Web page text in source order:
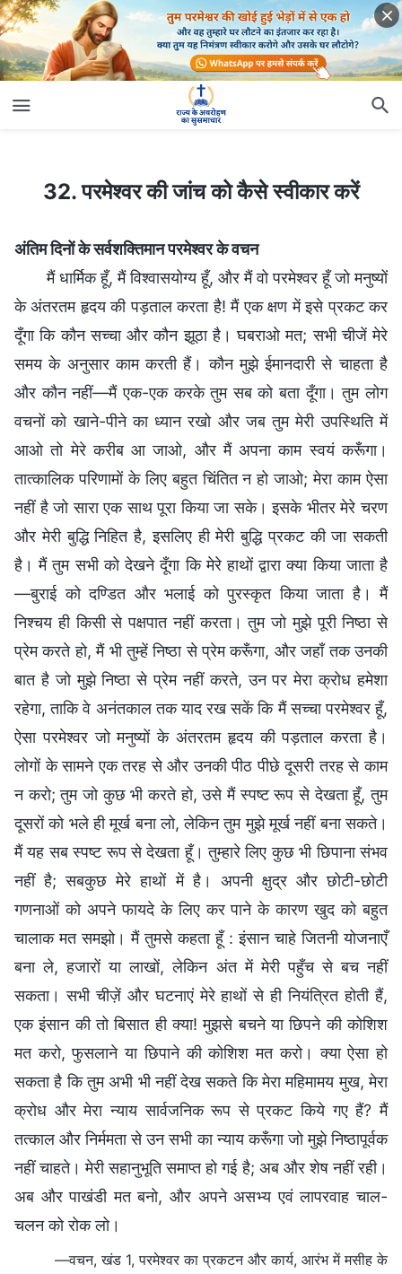
32. परमेश्वर की जांच को कैसे स्वीकार करें
32. परमेश्वर की जांच को कैसे स्वीकार करें
अंतिम दिनों के सर्वशक्तिमान परमेश्वर के वचन
मैं धार्मिक हूँ, मैं विश्वासयोग्य हूँ, और मैं वो परमेश्वर हूँ जो मनुष्यों
के अंतरतम हृदय की पड़ताल करता है! मैं एक क्षण में इसे प्रकट कर
दूँगा कि कौन सच्चा और कौन झूठा है। घबराओ मत; सभी चीजें मेरे
समय के अनुसार काम करती हैं। कौन मुझे ईमानदारी से चाहता है
और कौन नहीं—मैं एक-एक करके तुम सब को बता दूँगा। तुम लोग
वचनों को खाने-पीने का ध्यान रखो और जब तुम मेरी उपस्थिति में
आओ तो मेरे करीब आ जाओ, और मैं अपना काम स्वयं करूँगा।
तात्कालिक परिणामों के लिए बहुत चिंतित न हो जाओ; मेरा काम ऐसा
नहीं है जो सारा एक साथ पूरा किया जा सके। इसके भीतर मेरे चरण
और मेरी बुद्धि निहित है, इसलिए ही मेरी बुद्धि प्रकट की जा सकती
है। मैं तुम सभी को देखने दूँगा कि मेरे हाथों द्वारा क्या किया जाता है
—बुराई को दण्डित और भलाई को पुरस्कृत किया जाता है। मैं
निश्चय ही किसी से पक्षपात नहीं करता। तुम जो मुझे पूरी निष्ठा से
प्रेम करते हो, मैं भी तुम्हें निष्ठा से प्रेम करूँगा, और जहाँ तक उनकी
बात है जो मुझे निष्ठा से प्रेम नहीं करते, उन पर मेरा क्रोध हमेशा
रहेगा, ताकि वे अनंतकाल तक याद रख सकें कि मैं सच्चा परमेश्वर हूँ,
ऐसा परमेश्वर जो मनुष्यों के अंतरतम हृदय की पड़ताल करता है।
लोगों के सामने एक तरह से और उनकी पीठ पीछे दूसरी तरह से काम
न करो; तुम जो कुछ भी करते हो, उसे मैं स्पष्ट रूप से देखता हूँ, तुम
दूसरों को भले ही मूर्ख बना लो, लेकिन तुम मुझे मूर्ख नहीं बना सकते।
मैं यह सब स्पष्ट रूप से देखता हूँ। तुम्हारे लिए कुछ भी छिपाना संभव
नहीं है; सबकुछ मेरे हाथों में है। अपनी क्षुद्र और छोटी-छोटी
गणनाओं को अपने फायदे के लिए कर पाने के कारण खुद को बहुत
चालाक मत समझो। मैं तुमसे कहता हूँ : इंसान चाहे जितनी योजनाएँ
बना ले, हजारों या लाखों, लेकिन अंत में मेरी पहुँच से बच नहीं
सकता। सभी चीज़ें और घटनाएं मेरे हाथों से ही नियंत्रित होती हैं,
एक इंसान की तो बिसात ही क्या! मुझसे बचने या छिपने की कोशिश
मत करो, फुसलाने या छिपाने की कोशिश मत करो। क्या ऐसा हो
सकता है कि तुम अभी भी नहीं देख सकते कि मेरा महिमामय मुख, मेरा
क्रोध और मेरा न्याय सार्वजनिक रूप से प्रकट किये गए हैं? मैं
तत्काल और निर्ममता से उन सभी का न्याय करूँगा जो मुझे निष्ठापूर्वक
नहीं चाहते। मेरी सहानुभूति समाप्त हो गई है; अब और शेष नहीं रही।
अब और पाखंडी मत बनो, और अपने असभ्य एवं लापरवाह चाल-
चलन को रोक लो।
—वचन, खंड 1, परमेश्वर का प्रकटन और कार्य, आरंभ में मसीह के